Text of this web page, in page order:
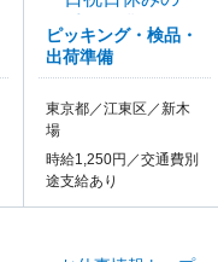
ピッキング・検品・
出荷準備
東京都／江東区／新木
場
時給1,250円／交通費別
途支給あり